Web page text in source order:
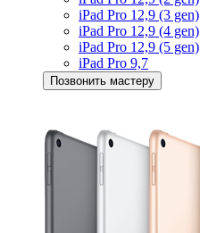
iPad Pro 12,9 (3 gen)
iPad Pro 12,9 (4 gen)
iPad Pro 12,9 (5 gen)
iPad Pro 9,7
Позвонить мастеру